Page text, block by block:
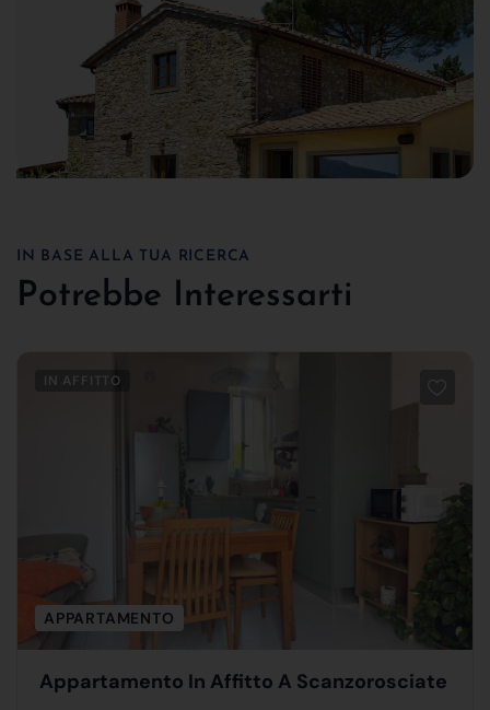
IN BASE ALLA TUA RICERCA
Potrebbe Interessarti
IN AFFITTO
APPARTAMENTO
Appartamento In Affitto A Scanzorosciate